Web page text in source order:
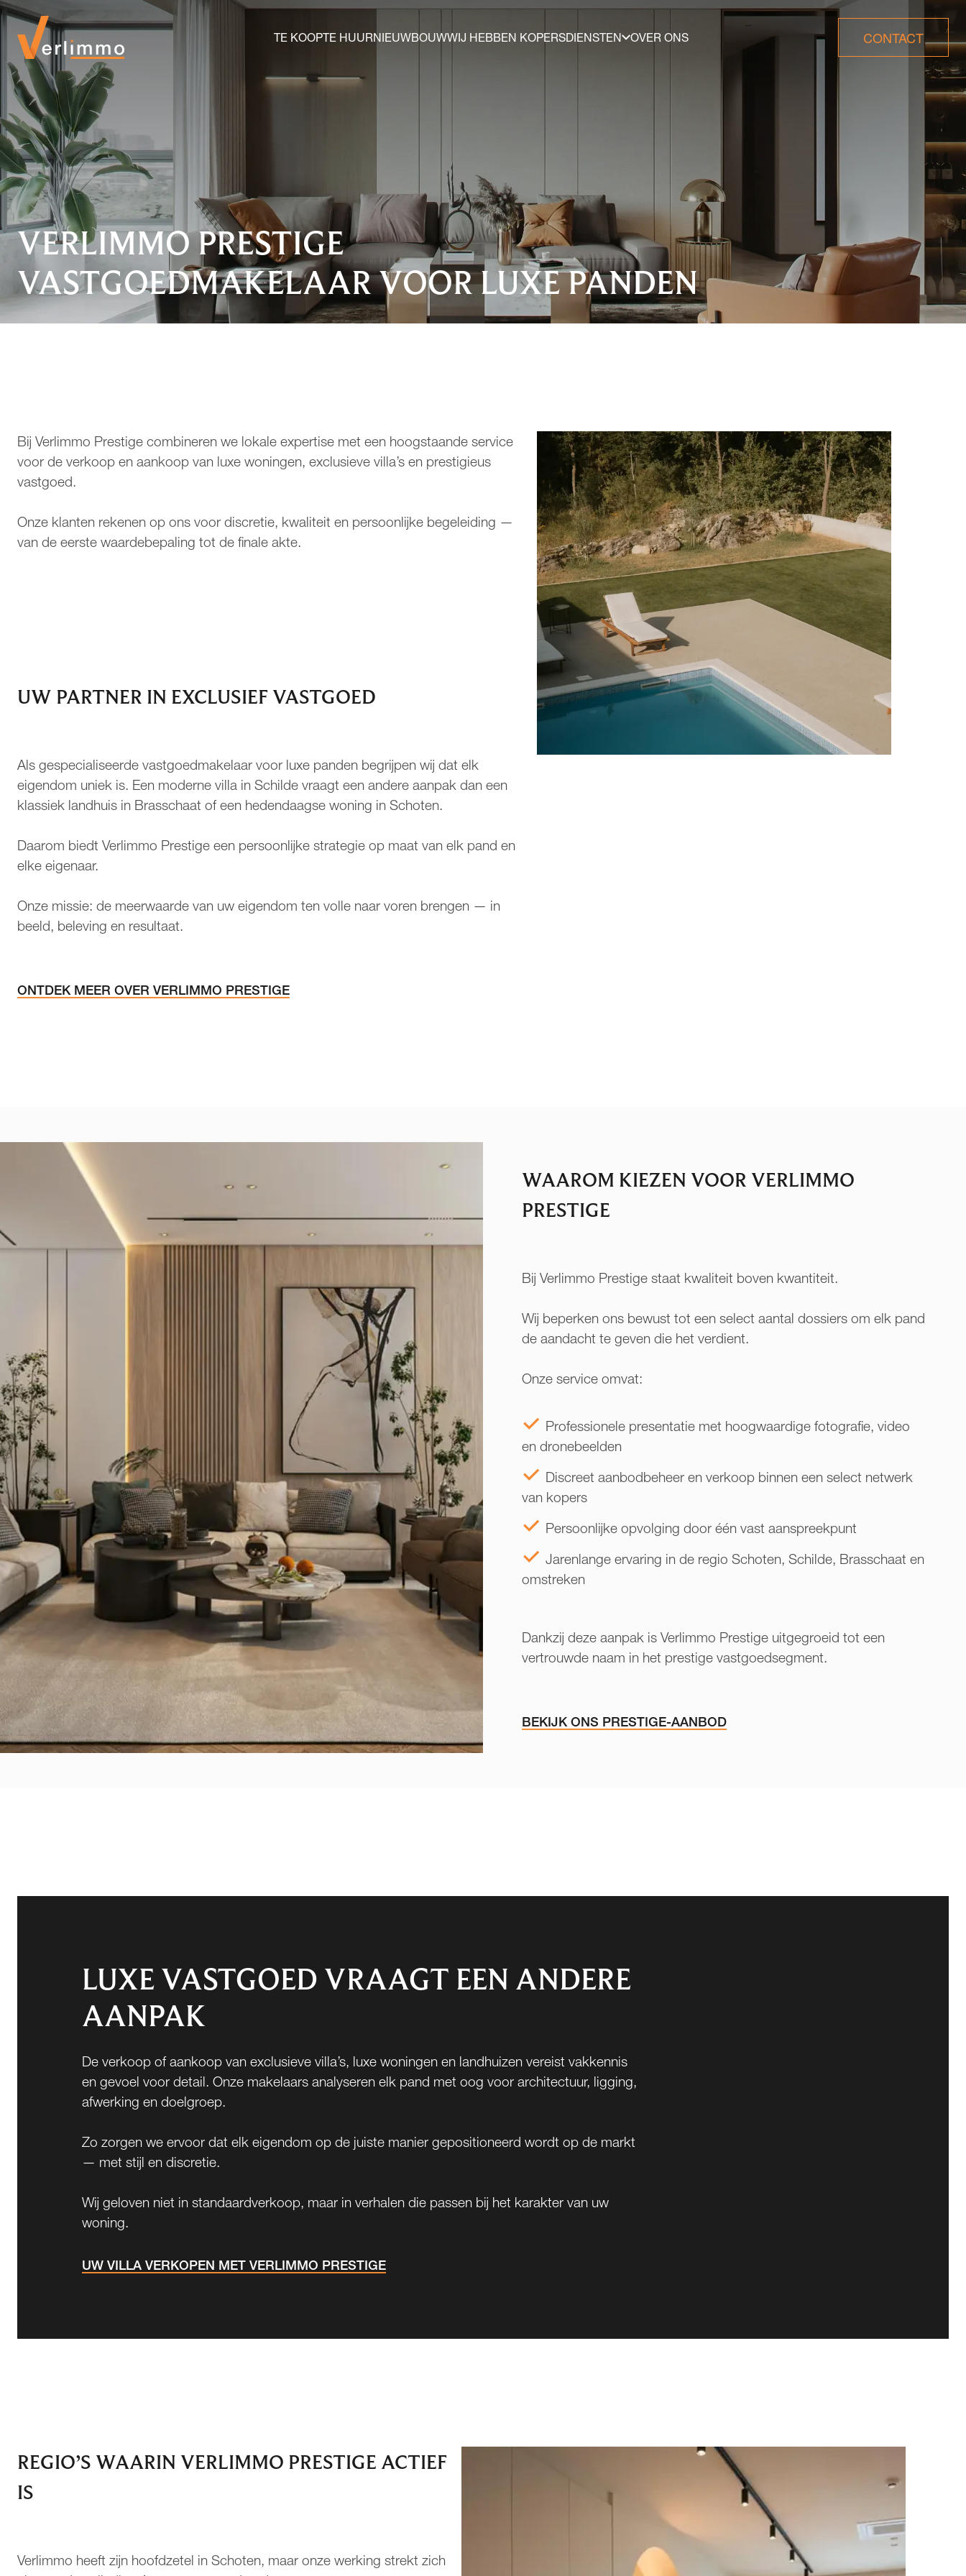
TE KOOPTE HUURNIEUWBOUWWIJ HEBBEN KOPERSDIENSTEN OVER ONS CONTACT
VERLIMMO PRESTIGE
VASTGOEDMAKELAAR VOOR LUXE PANDEN
Bij Verlimmo Prestige combineren we lokale expertise met een hoogstaande service
voor de verkoop en aankoop van luxe woningen, exclusieve villa’s en prestigieus
vastgoed.
Onze klanten rekenen op ons voor discretie, kwaliteit en persoonlijke begeleiding —
van de eerste waardebepaling tot de finale akte.
UW PARTNER IN EXCLUSIEF VASTGOED
Als gespecialiseerde vastgoedmakelaar voor luxe panden begrijpen wij dat elk
eigendom uniek is. Een moderne villa in Schilde vraagt een andere aanpak dan een
klassiek landhuis in Brasschaat of een hedendaagse woning in Schoten.
Daarom biedt Verlimmo Prestige een persoonlijke strategie op maat van elk pand en
elke eigenaar.
Onze missie: de meerwaarde van uw eigendom ten volle naar voren brengen — in
beeld, beleving en resultaat.
ONTDEK MEER OVER VERLIMMO PRESTIGE
WAAROM KIEZEN VOOR VERLIMMO
PRESTIGE
Bij Verlimmo Prestige staat kwaliteit boven kwantiteit.
Wij beperken ons bewust tot een select aantal dossiers om elk pand
de aandacht te geven die het verdient.
Onze service omvat:
Professionele presentatie met hoogwaardige fotografie, video
en dronebeelden
Discreet aanbodbeheer en verkoop binnen een select netwerk
van kopers
Persoonlijke opvolging door één vast aanspreekpunt
Jarenlange ervaring in de regio Schoten, Schilde, Brasschaat en
omstreken
Dankzij deze aanpak is Verlimmo Prestige uitgegroeid tot een
vertrouwde naam in het prestige vastgoedsegment.
BEKIJK ONS PRESTIGE-AANBOD
LUXE VASTGOED VRAAGT EEN ANDERE
AANPAK
De verkoop of aankoop van exclusieve villa’s, luxe woningen en landhuizen vereist vakkennis
en gevoel voor detail. Onze makelaars analyseren elk pand met oog voor architectuur, ligging,
afwerking en doelgroep.
Zo zorgen we ervoor dat elk eigendom op de juiste manier gepositioneerd wordt op de markt
— met stijl en discretie.
Wij geloven niet in standaardverkoop, maar in verhalen die passen bij het karakter van uw
woning.
UW VILLA VERKOPEN MET VERLIMMO PRESTIGE
REGIO’S WAARIN VERLIMMO PRESTIGE ACTIEF
IS
Verlimmo heeft zijn hoofdzetel in Schoten, maar onze werking strekt zich